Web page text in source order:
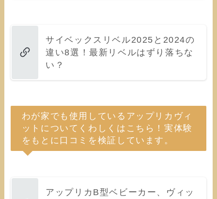
サイベックスリベル2025と2024の
違い8選！最新リベルはずり落ちな
い？
わが家でも使用しているアップリカヴィ
ットについてくわしくはこちら！実体験
をもとに口コミを検証しています。
アップリカB型ベビーカー、ヴィッ